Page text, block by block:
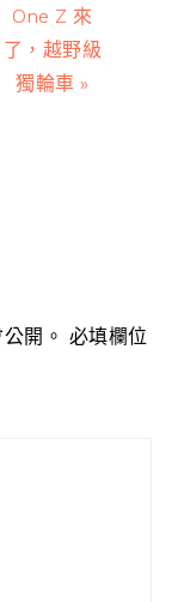
Post:
One Z 來
了，越野級
獨輪車 »
開。 必填欄位